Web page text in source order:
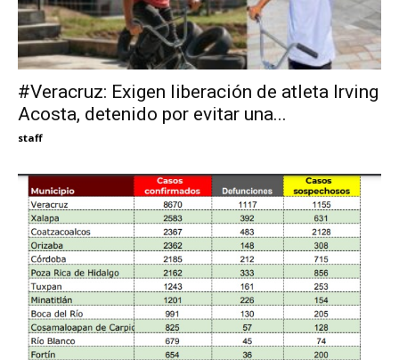
#Veracruz: Exigen liberación de atleta Irving
Acosta, detenido por evitar una...
staff